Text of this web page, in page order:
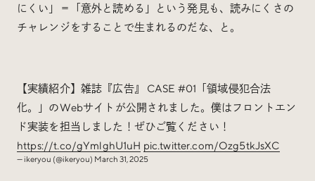
にくい」＝「意外と読める」という発見も、読みにくさの
チャレンジをすることで生まれるのだな、と。
【実績紹介】雑誌『広告』 CASE #01「領域侵犯合法
化。」のWebサイトが公開されました。僕はフロントエン
ド実装を担当しました！ぜひご覧ください！
https://t.co/gYmlghU1uH pic.twitter.com/Ozg5tkJsXC
— ikeryou (@ikeryou) March 31, 2025